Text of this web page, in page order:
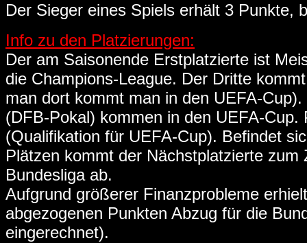
Der Sieger eines Spiels erhält 3 Punkte,
Info zu den Platzierungen:
Der am Saisonende Erstplatzierte ist
die Champions-League. Der Dritte
man dort kommt man in den UEFA-
(DFB-Pokal) kommen in den UEFA-
(Qualifikation für UEFA-Cup). Befindet
Plätzen kommt der Nächstplatzierte
Bundesliga ab.
Aufgrund größerer Finanzprobleme
abgezogenen Punkten Abzug für die
eingerechnet).